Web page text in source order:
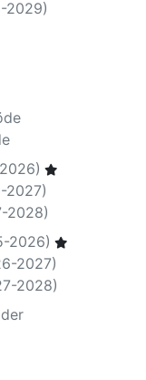
2029)
2027)
2028)
2026)
2027)
2028)